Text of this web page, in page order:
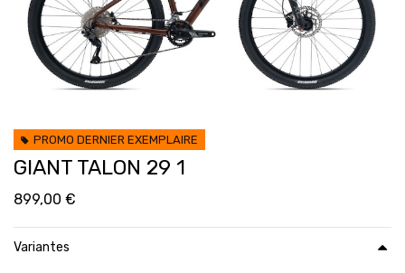
PROMO DERNIER EXEMPLAIRE
GIANT TALON 29 1
899,00 €
Variantes